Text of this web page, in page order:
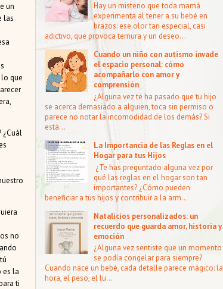
un
las
que
¿Cuál
no
es la
ti
Hay un misterio que toda mamá
experimenta al tener a su bebé en
brazos: ese olor tan especial, casi
adictivo, que provoca ternura y un deseo...
Cuando un niño con autismo invade
el espacio personal: cómo
acompañarlo con amor y
comprensión
¿Alguna vez te ha pasado que tu hijo
se acerca demasiado a alguien, toca sin permiso o
parece no notar la incomodidad de los demás? Si
está...
La Importancia de las Reglas en el
Hogar para tus Hijos
¿Te has preguntado alguna vez por
qué las reglas en el hogar son tan
importantes? ¿Cómo pueden
beneficiar a tus hijos y contribuir a la arm...
Natalicios personalizados: un
recuerdo que guarda amor, historia y
emoción
¿Alguna vez sentiste que un momento
se podía congelar para siempre?
Cuando nace un bebé, cada detalle parece mágico: la
hora, el peso, el lu...